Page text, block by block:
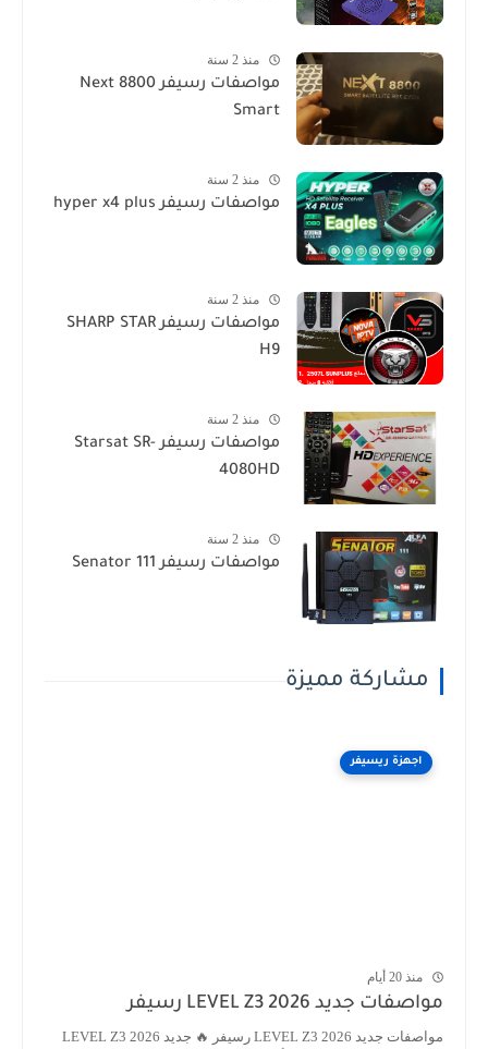
منذ 2 سنة
مواصفات رسيفر Next 8800
Smart
منذ 2 سنة
مواصفات رسيفر hyper x4 plus
منذ 2 سنة
مواصفات رسيفر SHARP STAR
H9
منذ 2 سنة
مواصفات رسيفر Starsat SR-
4080HD
منذ 2 سنة
مواصفات رسيفر Senator 111
مشاركة مميزة
اجهزة ريسيفر
منذ 20 أيام
مواصفات جديد LEVEL Z3 2026 رسيفر
مواصفات جديد LEVEL Z3 2026 رسيفر 🔥 جديد LEVEL Z3 2026